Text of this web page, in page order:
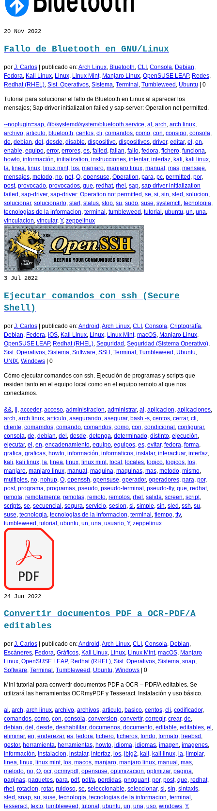
20 Nov 2022
Fallo de Bluetooth en GNU/Linux
por J. Carlos | publicado en:Arch Linux Bluetooth CLI Consola Debian
Fedora Kali Linux Linux Linux Mint, Manjaro Linux OpenSUSE LEAP, Redes
Redhat (RHEL) Sist. Operativos Sistema Terminal Tumbleweed Ubuntu | 0
Tutorial para solucionar el fallo de Bluetooth en Linux al aparecer los
mensajes; Sap driver initialization failed y sap-server: Operation not permitted.
--noplugin=sap /lib/systemd/system/bluetooth.service al arch arch linux
archivo articulo bluetooth centos cli comandos como con consigo consola
de debian del desde disable dispositivo dispositivos driver, editar, el en
enable equipo error, errores es failed fallan fallo fedora fichero funciona
howto información initialization instrucciones intentar, interfaz kali kali linux
la linea linux linux mint, los manjaro manjaro linux manual mas mensaje
mensajes metodo no not, O opensuse Operation para pc permitted por,
post, provocado provocados que redhat, rhel sap sap driver initialization
failed sap-driver, sap-driver: Operation not permitted se si sin sled solucion
solucionar, solucionarlo start, status stop su sudo suse systemctl tecnologia
tecnologias de la informacion terminal tumbleweed tutorial ubuntu un una
vinculacion vincular, Y, zeppelinux
3 Jul 2022
Ejecutar comandos con ssh (Secure
Shell)
por J. Carlos | publicado en:Android Arch Linux CLI Consola Criptografía
Debian Fedora iOS Kali Linux Linux Linux Mint, macOS Manjaro Linux
OpenSUSE LEAP, Redhat (RHEL) Seguridad Seguridad (Sistema Operativo)
Sist. Operativos Sistema Software SSH Terminal Tumbleweed Ubuntu
UNIX Windows | 0
Cómo ejecutar comandos con ssh. Ejecución de programas y scripts que
residen tanto en el equipo local como en el equipo remoto al que nos
conectamos.
&& || acceder, acceso administracion administrar, al aplicacion aplicaciones
arch arch linux articulo asegurando asegurar, bash -s centos cerrar, cli
cliente comamdos comando comandos como con condicional configurar,
consola de debian del desde detenga determinado distinto ejecución
ejecutar, el en encadenamiento equipo equipos es evitar, fedora forma
grafica graficas howto información informaticos instalar, interactuar, interfaz
kali kali linux la linea linux linux mint, local locales logico logicos los
manjaro manjaro linux manual maquina maquinas mas metodo mismo
multiples no nohup O openssh opensuse operador, operadores para por,
post, programa programas pseudo pseudo-terminal pseudo-tty, que redhat,
remota remotamente remotas remoto remotos rhel salida screen script,
scripts se secuencial segura servicio sesion si simple sin sled ssh su
suse tecnologia tecnologias de la informacion terminal tiempo tty,
tumbleweed tutorial ubuntu un una usuario Y, zeppelinux
24 Jun 2022
Convertir documentos PDF a OCR-PDF/A
editables
por J. Carlos publicado en:Android ,Arch Linux, CLI , Consola, Debian,
Escáneres, Fedora, Gráficos, Kali Linux, Linux, Linux Mint, macOS, Manjaro
Linux, OpenSUSE LEAP, Redhat (RHEL), Sist. Operativos, Sistema, snap,
Software, Terminal , Tumbleweed , Ubuntu, Windows 0
Mini tutorial para convertir documentos PDF a OCR – PDF/A editables. Se
utilizará las herramientas OCRmyPDF y Tesseract. Instalación y uso básico.
al , arch, arch linux, archivo, archivos, articulo, basico, centos, cli, codificador,
comandos, como, con, consola, conversion, convertir, corregir, crear, de,
debian, del , desde, deshabilitar, documenos, documento, editable, editables, el ,
eliminar, en, enderezar, es, fedora, fichero, ficheros, fondo, formato, freebsd ,
gestor, herramienta, herramientas, howto, idioma, idiomas, imagen, imagenes,
información, instalacion, instalar, interfaz, ios, jbig2, kali, kali linux, la, limpiar,
linea, linux, linux mint, los, macos, manjaro, manjaro linux, manual , mas,
metodo, no, O, ocr, ocrmypdf, opensuse, optimizacion, optimizar, pagina,
paginas, paquetes, para, pdf, pdf/a, perdidas, pngquant, por, post, que, redhat,
rhel , rotacion, rotar, ruidoso, se, seleccionable, seleccionar, si, sin, sintaxis,
sled , snap, su, suse, tecnologia, tecnologias de la informacion, terminal ,
tesseract, texto, tumbleweed , tutorial , ubuntu, un, una, uso, windows, Y,